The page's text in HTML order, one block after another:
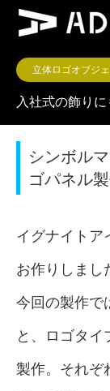
立体ロゴオブジェ
入社式の飾り
シンボル
ゴパネル
イグナイトア
お作りしまし
今回の製作で
と、ロゴタ
製作。それぞ